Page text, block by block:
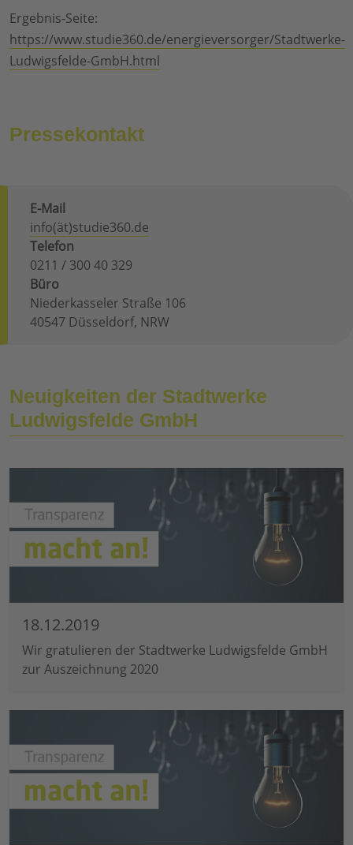
Ergebnis-Seite:
https://www.studie360.de/energieversorger/Stadtwerke-
Ludwigsfelde-GmbH.html
Pressekontakt
E-Mail
info(ät)studie360.de
Telefon
0211 / 300 40 329
Büro
Niederkasseler Straße 106
40547 Düsseldorf, NRW
Neuigkeiten der Stadtwerke
Ludwigsfelde GmbH
18.12.2019
Wir gratulieren der Stadtwerke Ludwigsfelde GmbH
zur Auszeichnung 2020